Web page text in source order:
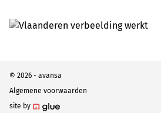
© 2026 - avansa
Algemene voorwaarden
site by